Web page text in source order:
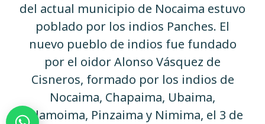
del actual municipio de Nocaima estuvo
poblado por los indios Panches. El
nuevo pueblo de indios fue fundado
por el oidor Alonso Vásquez de
Cisneros, formado por los indios de
Nocaima, Chapaima, Ubaima,
Calamoima, Pinzaima y Nimima, el 3 de